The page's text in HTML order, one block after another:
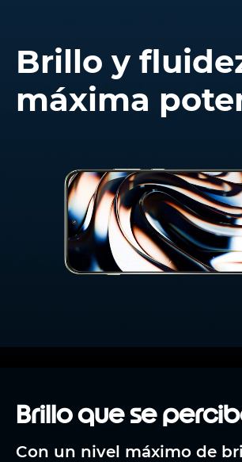
Brillo y
máxima
Brillo que se
Con un nivel máximo de